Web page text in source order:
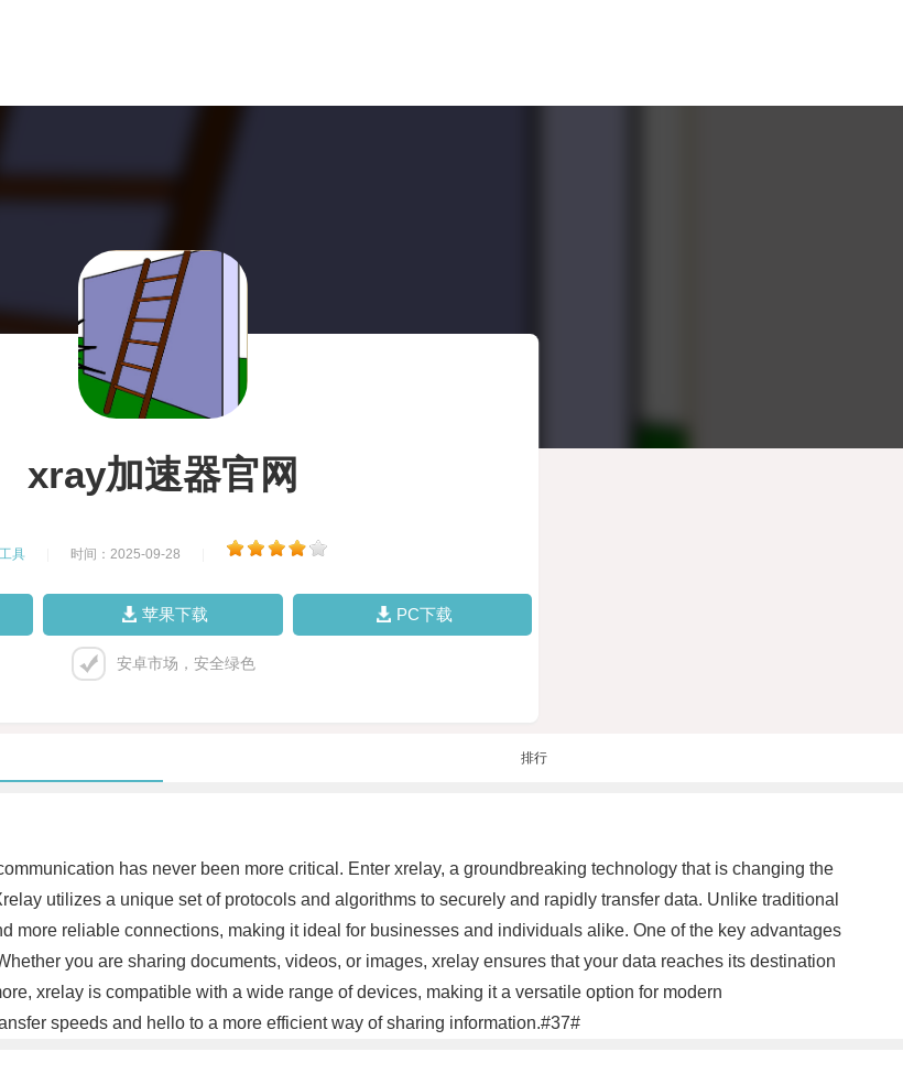
xray加速器官网
工具 时间：2025-09-28
苹果下载 PC下载
安卓市场，安全绿色
排行
has never been more critical. Enter xrelay, a groundbreaking technology that is changing the
utilizes a unique set of protocols and algorithms to securely and rapidly transfer data. Unlike traditional
more reliable connections, making it ideal for businesses and individuals alike. One of the key advantages
you are sharing documents, videos, or images, xrelay ensures that your data reaches its destination
xrelay is compatible with a wide range of devices, making it a versatile option for modern
speeds and hello to a more efficient way of sharing information.#37#